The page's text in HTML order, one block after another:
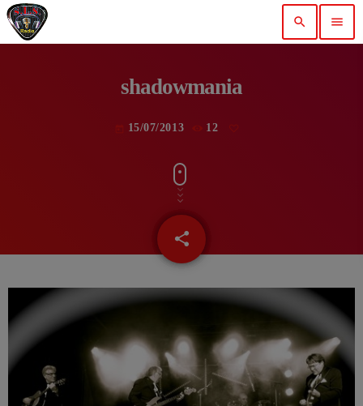
search menu
shadowmania
15/07/2013 12
share
email